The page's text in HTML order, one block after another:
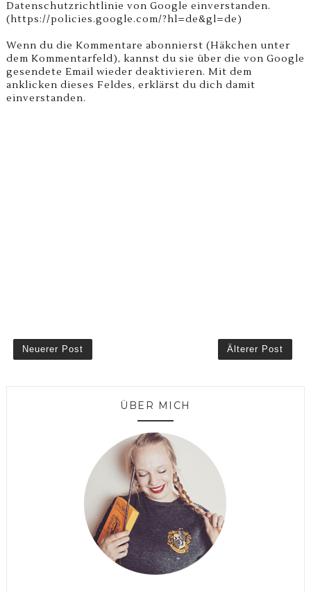
Datenschutzrichtlinie von Google einverstanden.
(https://policies.google.com/?hl=de&gl=de)
Wenn du die Kommentare abonnierst (Häkchen unter
dem Kommentarfeld), kannst du sie über die von Google
gesendete Email wieder deaktivieren. Mit dem
anklicken dieses Feldes, erklärst du dich damit
einverstanden.
Neuerer Post Älterer Post
ÜBER MICH